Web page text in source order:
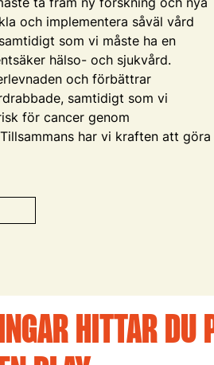
och implementera såväl vård
som vi måste ha en
hälso- och sjukvård.
och förbättrar
samtidigt som vi
för cancer genom
har vi kraften att göra
HITTAR DU